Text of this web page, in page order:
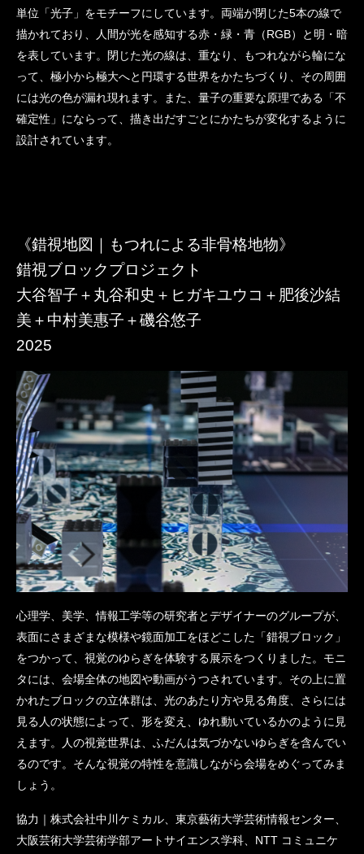
単位「光子」をモチーフにしています。両端が閉じた5本の線で
描かれており、人間が光を感知する赤・緑・青（RGB）と明・暗
を表しています。閉じた光の線は、重なり、もつれながら輪にな
って、極小から極大へと円環する世界をかたちづくり、その周囲
には光の色が漏れ現れます。また、量子の重要な原理である「不
確定性」にならって、描き出だすごとにかたちが変化するように
設計されています。
《錯視地図｜​もつれによる非骨格地物》​
錯視ブロックプロジェクト
大谷智子＋丸谷和史＋ヒガキユウコ＋肥後沙結
美＋中村美惠子＋磯谷悠子
2025
心理学、美学、情報工学等の研究者とデザイナーのグループが、
表面にさまざまな模様や鏡面加工をほどこした「錯視ブロック」
をつかって、視覚のゆらぎを体験する展示をつくりました。モニ
タには、会場全体の地図や動画がうつされています。その上に置
かれたブロックの立体群は、光のあたり方や見る角度、さらには
見る人の状態によって、形を変え、ゆれ動いているかのように見
えます。人の視覚世界は、ふだんは気づかないゆらぎを含んでい
るのです。そんな視覚の特性を意識しながら会場をめぐってみま
しょう。
協力｜株式会社中川ケミカル、東京藝術大学芸術情報センター、
大阪芸術大学芸術学部アートサイエンス学科、NTT コミュニケ